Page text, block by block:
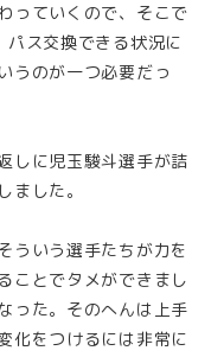
っていくので、そこで
ス交換できる状況に
うのが一つ必要だっ
しに児玉駿斗選手が詰
ました。
ういう選手たちが力を
ことでタメができまし
った。そのへんは上手
化をつけるには非常に